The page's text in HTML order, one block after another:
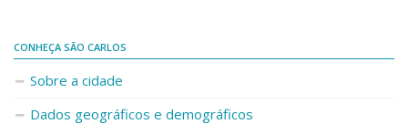
CONHEÇA SÃO CARLOS
Sobre a cidade
Dados geográficos e demográficos